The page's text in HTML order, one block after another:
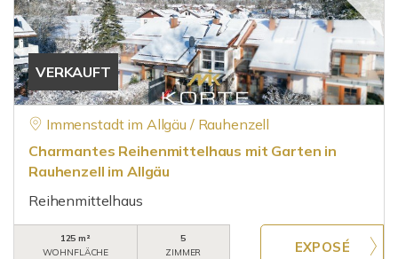
VERKAUFT
Immenstadt im Allgäu / Rauhenzell
Charmantes Reihenmittelhaus mit Garten in
Rauhenzell im Allgäu
Reihenmittelhaus
125 m²
WOHNFLÄCHE
5
ZIMMER